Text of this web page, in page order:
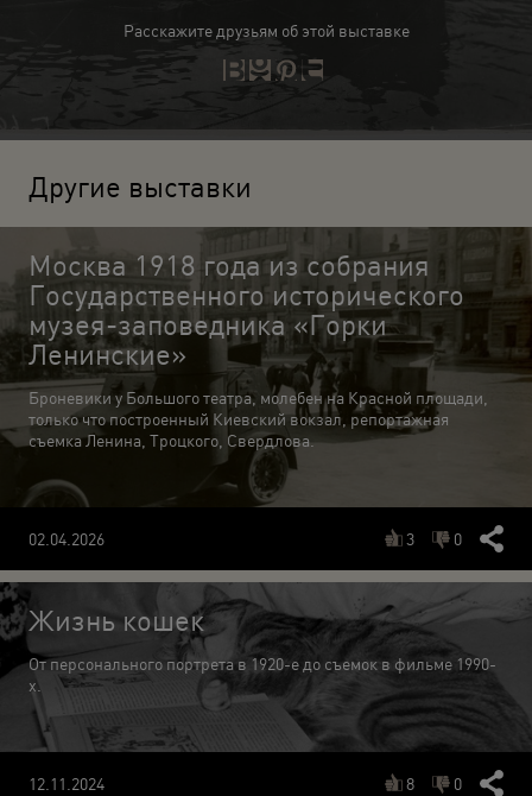
Расскажите друзьям об этой выставке
Другие выставки
Москва 1918 года из собрания
Государственного исторического
музея-заповедника «Горки
Ленинские»
Броневики у Большого театра, молебен на Красной площади,
только что построенный Киевский вокзал, репортажная
съемка Ленина, Троцкого, Свердлова.
02.04.2026 3 0
Жизнь кошек
От персонального портрета в 1920-е до съемок в фильме 1990-
х.
12.11.2024 8 0